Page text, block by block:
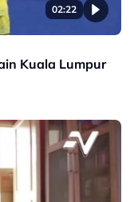
02:22
Kuala Lumpur